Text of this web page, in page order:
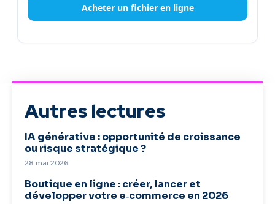
Acheter un fichier en ligne
Autres lectures
IA générative : opportunité de croissance
ou risque stratégique ?
28 mai 2026
Boutique en ligne : créer, lancer et
développer votre e‑commerce en 2026